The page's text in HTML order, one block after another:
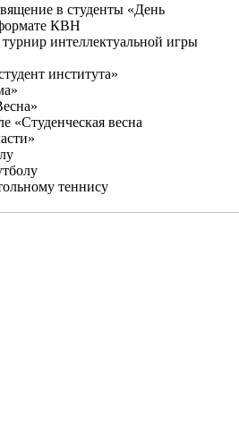
в студенты «День
КВН
интеллектуальной игры
института»
«Студенческая весна
теннису